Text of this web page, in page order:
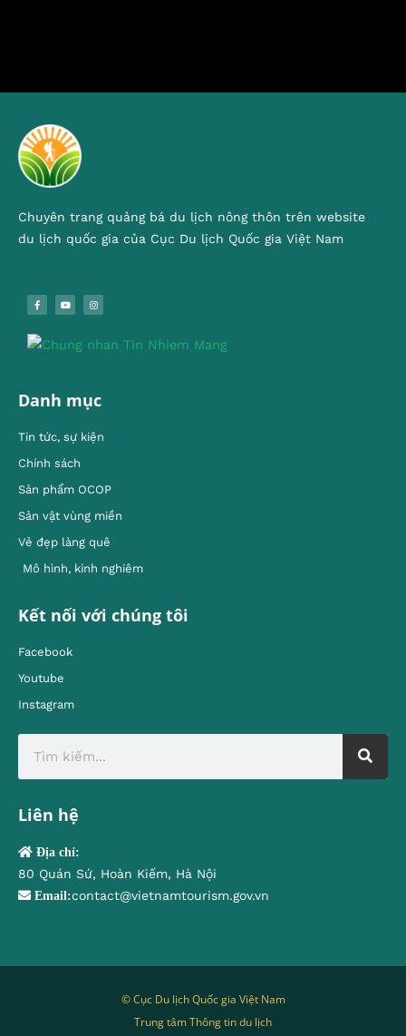
Chuyên trang quảng bá du lịch nông thôn trên website
du lịch quốc gia của Cục Du lịch Quốc gia Việt Nam
Danh mục
Tin tức, sự kiện
Chính sách
Sản phẩm OCOP
Sản vật vùng miền
Vẻ đẹp làng quê
Mô hình, kinh nghiêm
Kết nối với chúng tôi
Facebook
Youtube
Instagram
Liên hệ
Địa chỉ:
80 Quán Sứ, Hoàn Kiếm, Hà Nội
Email:contact@vietnamtourism.gov.vn
© Cục Du lịch Quốc gia Việt Nam
Trung tâm Thông tin du lịch